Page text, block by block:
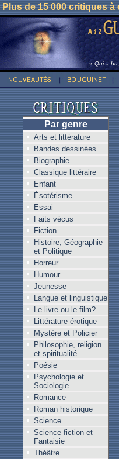
Plus de 15 000 critiques à
« Qui a
Par genre
Arts et littérature
Bandes dessinées
Biographie
Classique littéraire
Enfant
Ésotérisme
Essai
Faits vécus
Fiction
Histoire, Géographie
et Politique
Horreur
Humour
Jeunesse
Langue et linguistique
Le livre ou le film?
Littérature érotique
Mystère et Policier
Philosophie, religion
et spiritualité
Poésie
Psychologie et
Sociologie
Romance
Roman historique
Science
Science fiction et
Fantaisie
Théâtre